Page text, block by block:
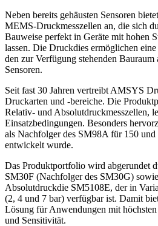
Neben bereits gehäusten Sensoren
MEMS-Druckmesszellen an, die sich
Bauweise perfekt in Geräte mit hohen
lassen. Die Druckdies ermöglichen eine
den zur Verfügung stehenden
Sensoren.
Seit fast 30 Jahren vertreibt AMSYS
Druckarten und -bereiche. Die
Relativ- und Absolutdruckmesszellen,
Einsatzbedingungen. Besonders
als Nachfolger des SM98A für 150
entwickelt wurde.
Das Produktportfolio wird abgerundet
SM30F (Nachfolger des SM30G)
Absolutdruckdie SM5108E, der in
(2, 4 und 7 bar) verfügbar ist. Damit
Lösung für Anwendungen mit
und Sensitivität.